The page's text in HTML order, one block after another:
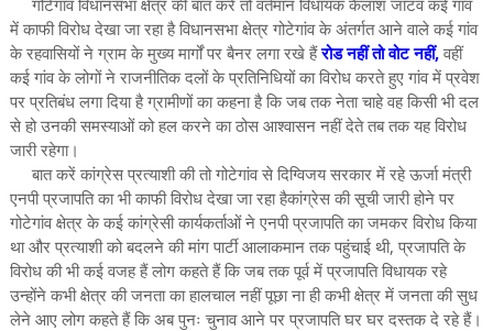
में काफी विरोध देखा जा रहा है विधानसभा क्षेत्र गोटेगांव के अंतर्गत आने वाले कई गांव
के रहवासियों ने ग्राम के मुख्य मार्गों पर बैनर लगा रखे हैंरोड नहीं तो वोट नहीं,वहीं
कई गांव के लोगों ने राजनीतिक दलों के प्रतिनिधियों का विरोध करते हुए गांव में प्रवेश
पर प्रतिबंध लगा दिया है ग्रामीणों का कहना है कि जब तक नेता चाहे वह किसी भी दल
से हो उनकी समस्याओं को हल करने का ठोस आश्वासन नहीं देते तब तक यह विरोध
जारी रहेगा।
बात करें कांग्रेस प्रत्याशी की तो गोटेगांव से दिग्विजय सरकार में रहे ऊर्जा मंत्री
एनपी प्रजापति का भी काफी विरोध देखा जा रहा हैकांग्रेस की सूची जारी होने पर
गोटेगांव क्षेत्र के कई कांग्रेसी कार्यकर्ताओं ने एनपी प्रजापति का जमकर विरोध किया
था और प्रत्याशी को बदलने की मांग पार्टी आलाकमान तक पहुंचाई थी, प्रजापति के
विरोध की भी कई वजह हैं लोग कहते हैं कि जब तक पूर्व में प्रजापति विधायक रहे
उन्होंने कभी क्षेत्र की जनता का हालचाल नहीं पूछा ना ही कभी क्षेत्र में जनता की सुध
लेने आए लोग कहते हैं कि अब पुनः चुनाव आने पर प्रजापति घर घर दस्तक दे रहे हैं।